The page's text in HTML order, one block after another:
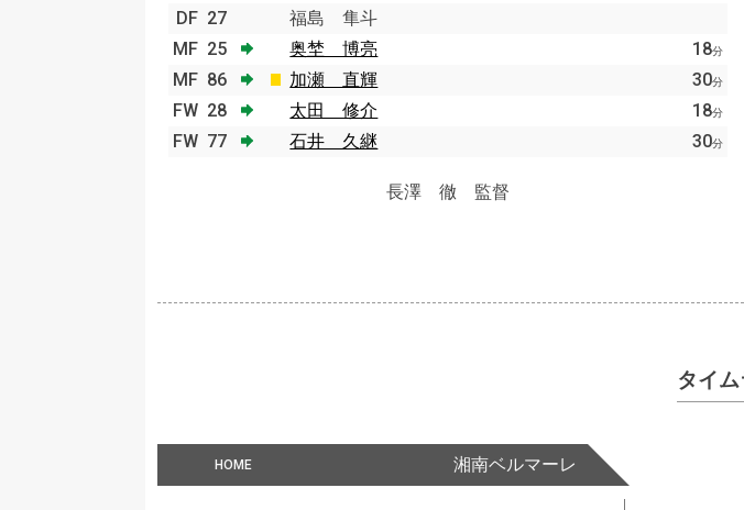
DF 27
福島 隼斗
MF 25 奥埜 博亮 18分
MF 86 加瀬 直輝 30分
FW 28 太田 修介 18分
FW 77 石井 久継 30分
長澤 徹 監督
タイ
HOME 湘南ベルマーレ